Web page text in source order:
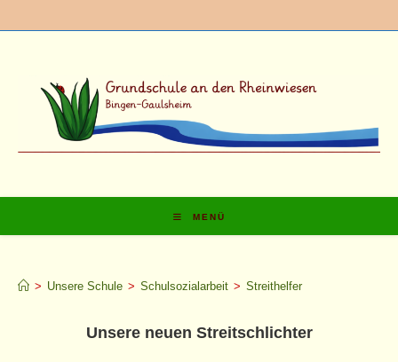
MENÜ
> Unsere Schule > Schulsozialarbeit > Streithelfer
Unsere neuen Streitschlichter